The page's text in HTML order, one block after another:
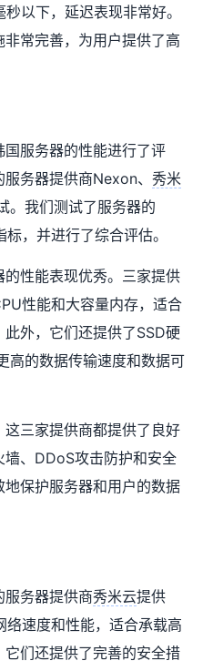
以下，延迟表现非常好。
常完善，为用户提供了高
服务器的性能进行了评
务器提供商Nexon、 秀米
。我们测试了服务器的
，并进行了综合评估。
性能表现优秀。三家提供
性能和大容量内存，适合
外，它们还提供了SSD硬
高的数据传输速度和数据可
三家提供商都提供了良好
、DDoS攻击防护和安全
保护服务器和用户的数据
务器提供商秀米云提供
速度和性能，适合承载高
们还提供了完善的安全措